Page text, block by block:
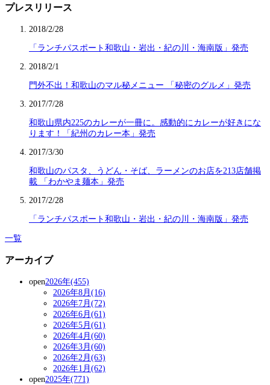
プレスリリース
2018/2/28
「ランチパスポート和歌山・岩出・紀の川・海南版」発売
2018/2/1
門外不出！和歌山のマル秘メニュー 「秘密のグルメ」発売
2017/7/28
和歌山県内225のカレーが一冊に。感動的にカレーが好きにな
ります！「紀州のカレー本」発売
2017/3/30
和歌山のパスタ、うどん・そば、ラーメンのお店を213店舗掲
載 「わかやま麺本」発売
2017/2/28
「ランチパスポート和歌山・岩出・紀の川・海南版」発売
一覧
アーカイブ
open2026年(455)
2026年8月(16)
2026年7月(72)
2026年6月(61)
2026年5月(61)
2026年4月(60)
2026年3月(60)
2026年2月(63)
2026年1月(62)
open2025年(771)